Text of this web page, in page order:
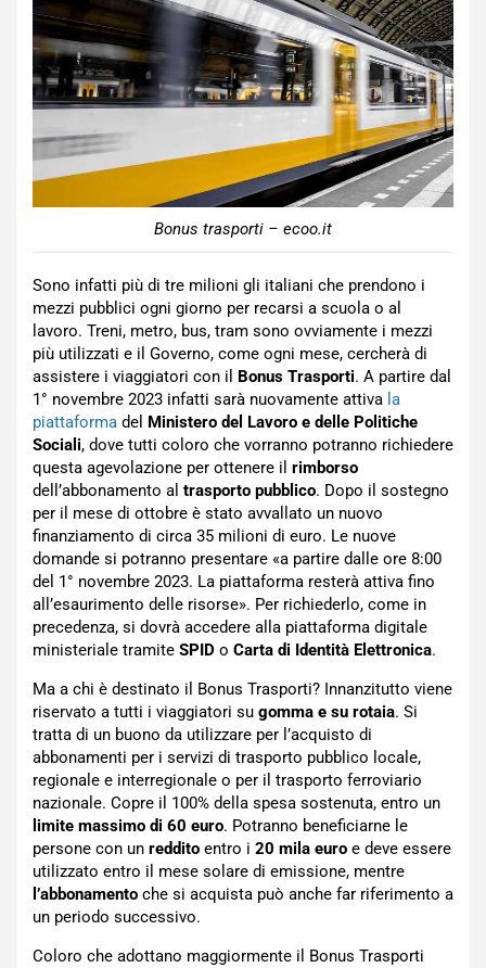
Bonus trasporti – ecoo.it
Sono infatti più di tre milioni gli italiani che prendono i
mezzi pubblici ogni giorno per recarsi a scuola o al
lavoro. Treni, metro, bus, tram sono ovviamente i mezzi
più utilizzati e il Governo, come ogni mese, cercherà di
assistere i viaggiatori con il
Bonus Trasporti. A partire dal
1° novembre 2023 infatti sarà nuovamente attiva la
piattaforma del
Ministero del Lavoro e delle Politiche
Sociali, dove tutti coloro che vorranno potranno richiedere
questa agevolazione per ottenere il rimborso
dell’abbonamento al trasporto pubblico. Dopo il sostegno
per il mese di ottobre è stato avvallato un nuovo
finanziamento di circa 35 milioni di euro. Le nuove
domande si potranno presentare «a partire dalle ore 8:00
del 1° novembre 2023. La piattaforma resterà attiva fino
all’esaurimento delle risorse». Per richiederlo, come in
precedenza, si dovrà accedere alla piattaforma digitale
ministeriale tramite SPID o Carta di Identità Elettronica.
Ma a chi è destinato il Bonus Trasporti? Innanzitutto viene
riservato a tutti i viaggiatori su gomma e su rotaia. Si
tratta di un buono da utilizzare per l’acquisto di
abbonamenti per i servizi di trasporto pubblico locale,
regionale e interregionale o per il trasporto ferroviario
nazionale. Copre il 100% della spesa sostenuta, entro un
limite massimo di 60 euro. Potranno beneficiarne le
persone con un reddito entro i 20 mila euro e deve essere
utilizzato entro il mese solare di emissione, mentre
l’abbonamento che si acquista può anche far riferimento a
un periodo successivo.
Coloro che adottano maggiormente il Bonus Trasporti